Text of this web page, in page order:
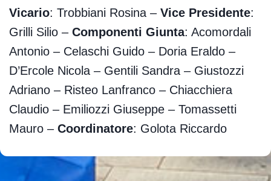
Vicario: Trobbiani Rosina – Vice Presidente:
Grilli Silio – Componenti Giunta: Acomordali
Antonio – Celaschi Guido – Doria Eraldo –
D’Ercole Nicola – Gentili Sandra – Giustozzi
Adriano – Risteo Lanfranco – Chiacchiera
Claudio – Emiliozzi Giuseppe – Tomassetti
Mauro – Coordinatore: Golota Riccardo